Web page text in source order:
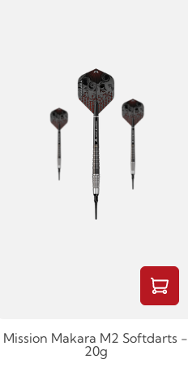
Mission Makara M2 Softdarts -
20g